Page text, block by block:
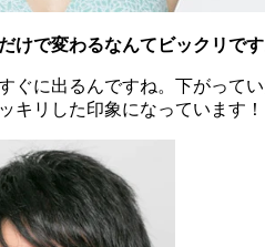
で変わるなんてビックリです
に出るんですね。下がって
キリした印象になっています！